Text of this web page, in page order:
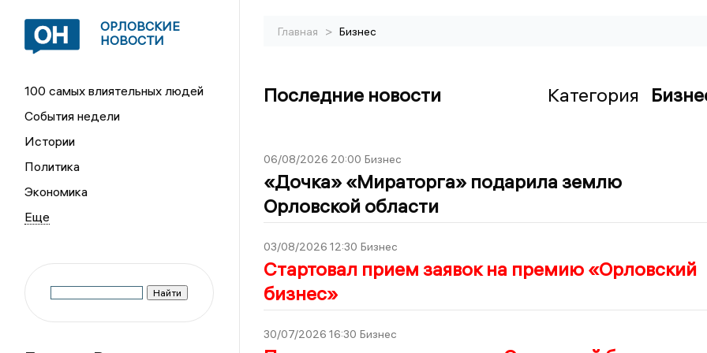
ОРЛОВСКИЕ
НОВОСТИ
100 самых влиятельных людей
События недели
Истории
Политика
Экономика
Главная > Бизнес
Последние новости Категория
06/08/2026 20:00 Бизнес
«Дочка» «Мираторга» подарила землю
Орловской области
03/08/2026 12:30 Бизнес
Стартовал прием заявок на премию «Орловский
бизнес»
30/07/2026 16:30 Бизнес